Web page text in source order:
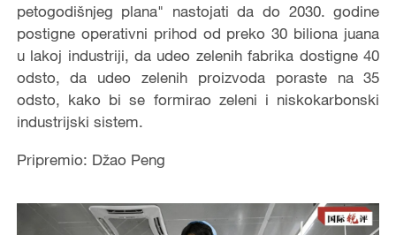
petogodišnjeg plana" nastojati da do 2030. godine
postigne operativni prihod od preko 30 biliona juana
u lakoj industriji, da udeo zelenih fabrika dostigne 40
odsto, da udeo zelenih proizvoda poraste na 35
odsto, kako bi se formirao zeleni i niskokarbonski
industrijski sistem.
Pripremio: Džao Peng